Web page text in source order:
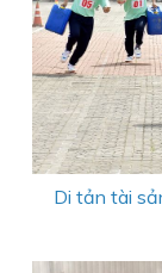
Di tản tài